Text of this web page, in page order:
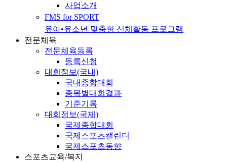
사업소개
FMS for SPORT
유아•유소년 맞춤형 신체활동 프로그램
전문체육
전문체육등록
등록신청
대회정보(국내)
국내종합대회
종목별대회결과
기준기록
대회정보(국제)
국제종합대회
국제스포츠캘린더
국제스포츠동향
스포츠교육/복지